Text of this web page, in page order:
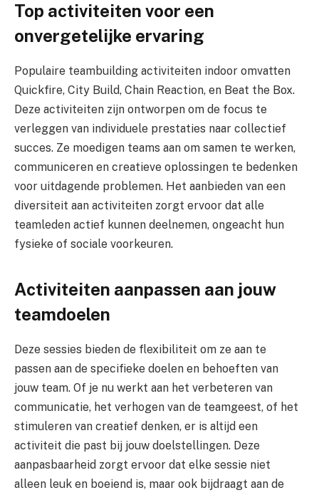
Top activiteiten voor een
onvergetelijke ervaring
Populaire teambuilding activiteiten indoor omvatten
Quickfire, City Build, Chain Reaction, en Beat the Box.
Deze activiteiten zijn ontworpen om de focus te
verleggen van individuele prestaties naar collectief
succes. Ze moedigen teams aan om samen te werken,
communiceren en creatieve oplossingen te bedenken
voor uitdagende problemen. Het aanbieden van een
diversiteit aan activiteiten zorgt ervoor dat alle
teamleden actief kunnen deelnemen, ongeacht hun
fysieke of sociale voorkeuren.
Activiteiten aanpassen aan jouw
teamdoelen
Deze sessies bieden de flexibiliteit om ze aan te
passen aan de specifieke doelen en behoeften van
jouw team. Of je nu werkt aan het verbeteren van
communicatie, het verhogen van de teamgeest, of het
stimuleren van creatief denken, er is altijd een
activiteit die past bij jouw doelstellingen. Deze
aanpasbaarheid zorgt ervoor dat elke sessie niet
alleen leuk en boeiend is, maar ook bijdraagt aan de